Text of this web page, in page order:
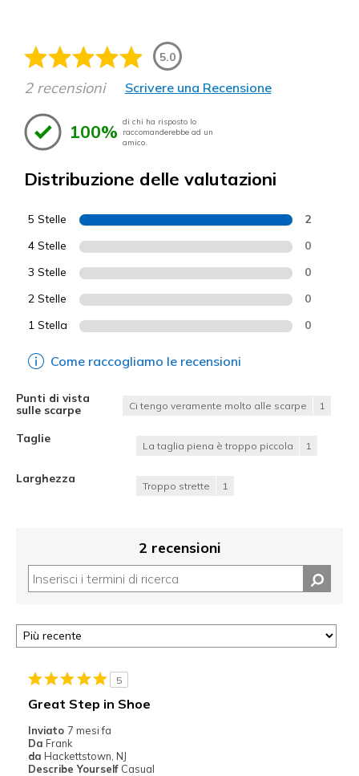
5.0
2 recensioni Scrivere una Recensione
100% di chi ha risposto lo
raccomanderebbe ad un
amico.
Distribuzione delle valutazioni
5 Stelle 2
4 Stelle 0
3 Stelle 0
2 Stelle 0
1 Stella 0
Come raccogliamo le recensioni
Punti di vista
sulle scarpe
Ci tengo veramente molto alle scarpe 1
Taglie
La taglia piena è troppo piccola 1
Larghezza
Troppo strette 1
2 recensioni
5
Great Step in Shoe
Inviato 7 mesi fa
Da Frank
da Hackettstown, NJ
Describe Yourself Casual